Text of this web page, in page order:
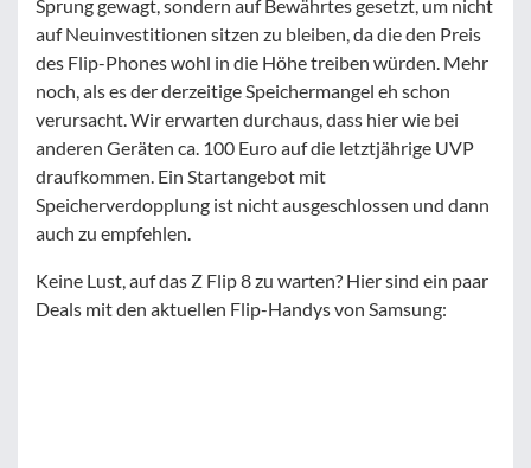
Sprung gewagt, sondern auf Bewährtes gesetzt, um nicht
auf Neuinvestitionen sitzen zu bleiben, da die den Preis
des Flip-Phones wohl in die Höhe treiben würden. Mehr
noch, als es der derzeitige Speichermangel eh schon
verursacht. Wir erwarten durchaus, dass hier wie bei
anderen Geräten ca. 100 Euro auf die letztjährige UVP
draufkommen. Ein Startangebot mit
Speicherverdopplung ist nicht ausgeschlossen und dann
auch zu empfehlen.
Keine Lust, auf das Z Flip 8 zu warten? Hier sind ein paar
Deals mit den aktuellen Flip-Handys von Samsung: